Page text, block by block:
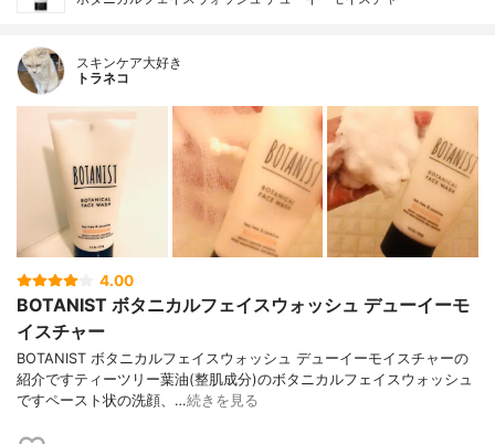
スキンケア大好き
トラネコ
4.00
BOTANIST ボタニカルフェイスウォッシュ デューイーモ
イスチャー
BOTANIST ボタニカルフェイスウォッシュ デューイーモイスチャーの
紹介ですティーツリー葉油(整肌成分)のボタニカルフェイスウォッシュ
ですペースト状の洗顔、…続きを見る